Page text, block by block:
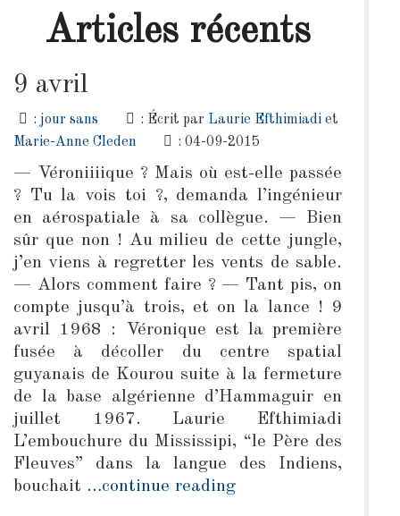
Articles récents
9 avril
:jour sans : Écrit par Laurie Efthimiadiet
Marie-Anne Cleden
: 04-09-2015
— Véroniiiique ? Mais où est-elle passée
? Tu la vois toi ?, demanda l’ingénieur
en aérospatiale à sa collègue. — Bien
sûr que non ! Au milieu de cette jungle,
j’en viens à regretter les vents de sable.
— Alors comment faire ? — Tant pis, on
compte jusqu’à trois, et on la lance ! 9
avril 1968 : Véronique est la première
fusée à décoller du centre spatial
guyanais de Kourou suite à la fermeture
de la base algérienne d’Hammaguir en
juillet 1967. Laurie Efthimiadi
L’embouchure du Mississipi, “le Père des
Fleuves” dans la langue des Indiens,
bouchait …continue reading